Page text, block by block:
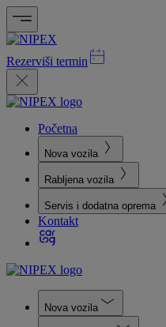
Rezerviši termin
Početna
Nova vozila
Rabljena vozila
Servis i dodatna oprema
Kontakt
Nova vozila